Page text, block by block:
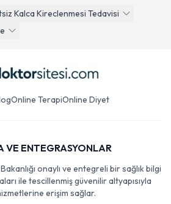
Kalca Kireclenmesi Tedavisi
Online TerapiOnline Diyet
VE ENTEGRASYONLAR
onaylı ve entegreli bir sağlık bilgi
ile tescillenmiş güvenilir altyapısıyla
erişim sağlar.